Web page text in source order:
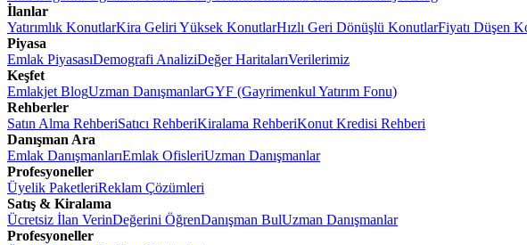
İlanlar
Yatırımlık KonutlarKira Geliri Yüksek KonutlarHızlı Geri Dönüşlü KonutlarFiyatı Düşen
Piyasa
Emlak PiyasasıDemografi AnaliziDeğer HaritalarıVerilerimiz
Keşfet
Emlakjet BlogUzman DanışmanlarGYF (Gayrimenkul Yatırım Fonu)
Rehberler
Satın Alma RehberiSatıcı RehberiKiralama RehberiKonut Kredisi Rehberi
Danışman Ara
Emlak DanışmanlarıEmlak OfisleriUzman Danışmanlar
Profesyoneller
Üyelik PaketleriReklam Çözümleri
Satış & Kiralama
Ücretsiz İlan VerinDeğerini ÖğrenDanışman BulUzman Danışmanlar
Profesyoneller